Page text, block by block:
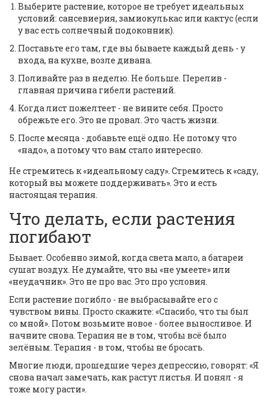
Выберите растение, которое не требует идеальных
условий: сансевиерия, замиокулькас или кактус (если
у вас есть солнечный подоконник).
Поставьте его там, где вы бываете каждый день - у
входа, на кухне, возле дивана.
Поливайте раз в неделю. Не больше. Перелив -
главная причина гибели растений.
Когда лист пожелтеет - не вините себя. Просто
обрежьте его. Это не провал. Это часть жизни.
После месяца - добавьте ещё одно. Не потому что
«надо», а потому что вам стало интересно.
Не стремитесь к «идеальному саду». Стремитесь к «саду,
который вы можете поддерживать». Это и есть
настоящая терапия.
Что делать, если растения
погибают
Бывает. Особенно зимой, когда света мало, а батареи
сушат воздух. Не думайте, что вы «не умеете» или
«неудачник». Это не про вас. Это про условия.
Если растение погибло - не выбрасывайте его с
чувством вины. Просто скажите: «Спасибо, что ты был
со мной». Потом возьмите новое - более выносливое. И
начните снова. Терапия не в том, чтобы всё было
зелёным. Терапия - в том, чтобы не бросать.
Многие люди, прошедшие через депрессию, говорят: «Я
снова начал замечать, как растут листья. И понял - я
тоже могу расти».